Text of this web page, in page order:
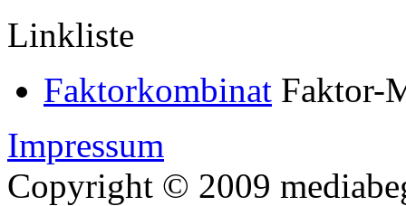
Linkliste
Faktorkombinat Faktor-
Impressum
Copyright © 2009